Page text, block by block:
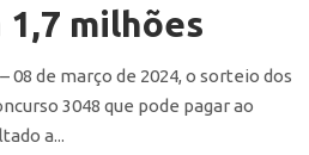
milhões
08 de março de 2024, o sorteio dos
3048 que pode pagar ao
a...